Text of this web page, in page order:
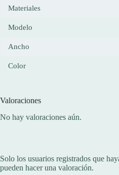
Materiales
Modelo
Ancho
Color
Valoraciones
No hay valoraciones aún.
Solo los usuarios registrados que
pueden hacer una valoración.